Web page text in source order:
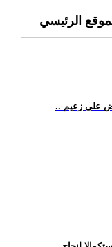
الرئيسي
على زعيم